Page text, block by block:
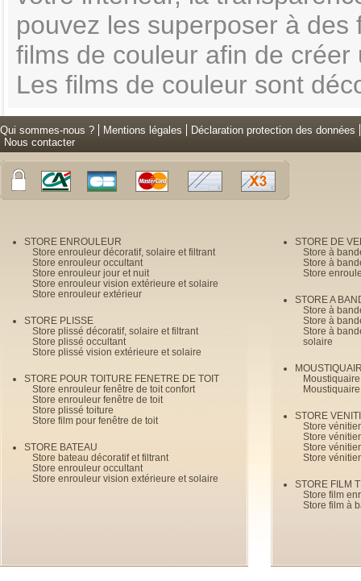
pouvez les superposer à
films de couleur afin de
Les films de couleur sont
Qui sommes-nous ? Mentions légales
Déclaration protection des données
Nous contacter
STORE ENROULEUR
Store enrouleur décoratif, solaire et filtrant
Store enrouleur occultant
Store enrouleur jour et nuit
Store enrouleur vision extérieure et solaire
Store enrouleur extérieur
STORE PLISSE
Store plissé décoratif, solaire et filtrant
Store plissé occultant
Store plissé vision extérieure et solaire
STORE POUR TOITURE FENETRE DE TOIT
Store enrouleur fenêtre de toit confort
Store enrouleur fenêtre de toit
Store plissé toiture
Store film pour fenêtre de toit
STORE BATEAU
Store bateau décoratif et filtrant
Store enrouleur occultant
Store enrouleur vision extérieure et solaire
STORE DE
Store à
Store à
Store
STORE A
Store à
Store à
Store à
solaire
STORE
Store
Store
Store
Store
STORE FILM
Store film
Store film à